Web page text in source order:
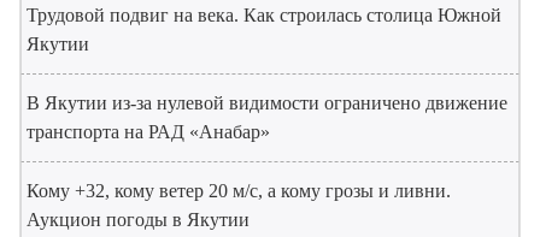
Трудовой подвиг на века. Как строилась столица Южной
Якутии
В Якутии из-за нулевой видимости ограничено движение
транспорта на РАД «Анабар»
Кому +32, кому ветер 20 м/с, а кому грозы и ливни.
Аукцион погоды в Якутии